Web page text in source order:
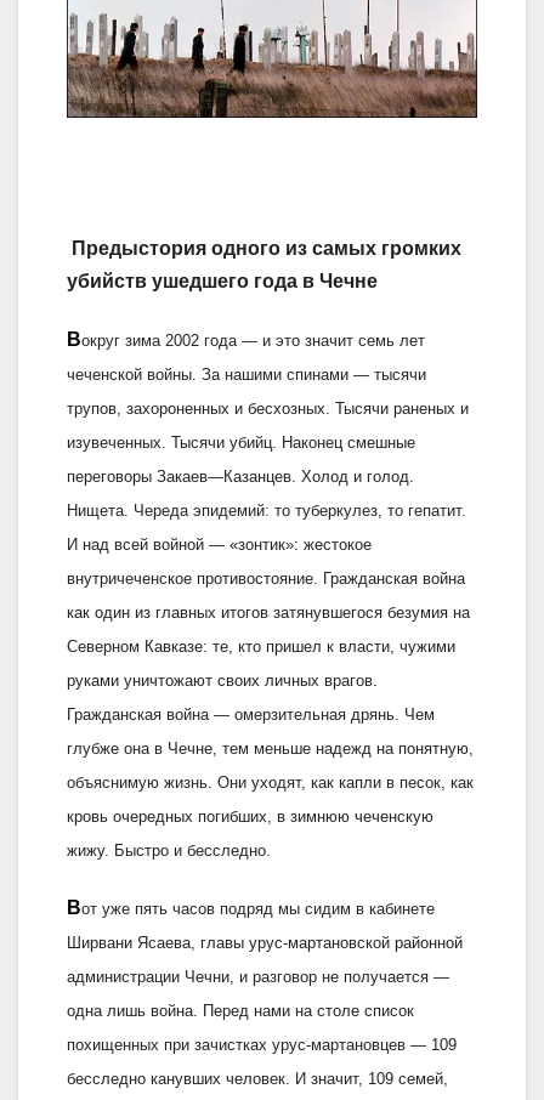
Предыстория одного из самых громких
убийств ушедшего года в Чечне
Вокруг зима 2002 года — и это значит семь лет
чеченской войны. За нашими спинами — тысячи
трупов, захороненных и бесхозных. Тысячи раненых и
изувеченных. Тысячи убийц. Наконец смешные
переговоры Закаев—Казанцев. Холод и голод.
Нищета. Череда эпидемий: то туберкулез, то гепатит.
И над всей войной — «зонтик»: жестокое
внутричеченское противостояние. Гражданская война
как один из главных итогов затянувшегося безумия на
Северном Кавказе: те, кто пришел к власти, чужими
руками уничтожают своих личных врагов.
Гражданская война — омерзительная дрянь. Чем
глубже она в Чечне, тем меньше надежд на понятную,
объяснимую жизнь. Они уходят, как капли в песок, как
кровь очередных погибших, в зимнюю чеченскую
жижу. Быстро и бесследно.
Вот уже пять часов подряд мы сидим в кабинете
Ширвани Ясаева, главы урус-мартановской районной
администрации Чечни, и разговор не получается —
одна лишь война. Перед нами на столе список
похищенных при зачистках урус-мартановцев — 109
бесследно канувших человек. И значит, 109 семей,